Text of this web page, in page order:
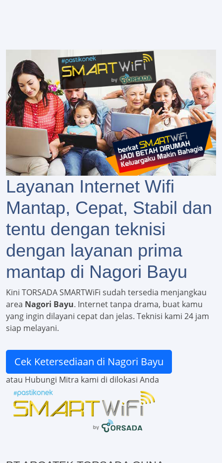
Layanan Internet Wifi
Mantap, Cepat, Stabil dan
tentu dengan teknisi
dengan layanan prima
mantap di Nagori Bayu
Kini TORSADA SMARTWiFi sudah tersedia menjangkau
area Nagori Bayu. Internet tanpa drama, buat kamu
yang ingin dilayani cepat dan jelas. Teknisi kami 24 jam
siap melayani.
Cek Ketersediaan di Nagori Bayu
atau Hubungi Mitra kami di dilokasi Anda